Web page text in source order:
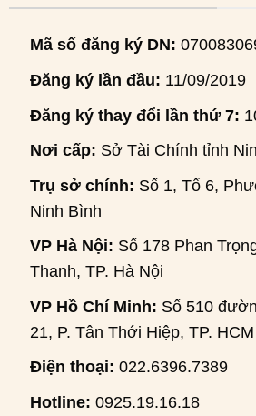
Mã số đăng ký DN:
Đăng ký lần đầu: 11/09/2019
Đăng ký thay đổi lần thứ 7:
Nơi cấp: Sở Tài Chính tỉnh
Trụ sở chính: Số 1, Tổ 6,
Ninh Bình
VP Hà Nội: Số 178 Phan
Thanh, TP. Hà Nội
VP Hồ Chí Minh: Số 510
21, P. Tân Thới Hiệp, TP. HCM
Điện thoại: 022.6396.7389
Hotline: 0925.19.16.18